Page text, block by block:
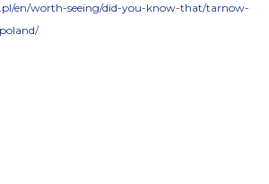
en/worth-seeing/did-you-know-that/tarnow-